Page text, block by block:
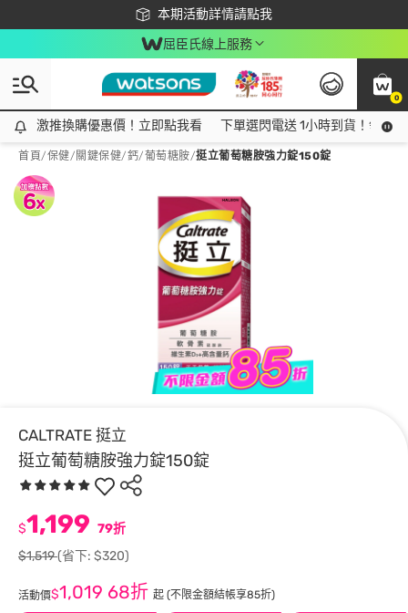
本期活動詳情請點我
下載app最高回饋$350
屈臣氏線上服務
0
激推換購優惠價！立即點我看
激推換購優惠價！立即點我看 下單選閃電送 1小時到貨！領神
首頁/保健/ 關鍵保健/鈣/葡萄糖胺/挺立葡萄糖胺強力錠150錠
CALTRATE 挺立
挺立葡萄糖胺強力錠150錠
$1,199 79折
$1,519(省下: $320)
活動價$1,019 68折 起 (不限金額結帳享85折)